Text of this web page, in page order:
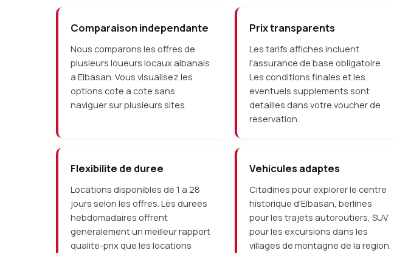
Comparaison independante
Nous comparons les offres de
plusieurs loueurs locaux albanais
a Elbasan. Vous visualisez les
options cote a cote sans
naviguer sur plusieurs sites.
Prix transparents
Les tarifs affiches incluent
l'assurance de base obligatoire.
Les conditions finales et les
eventuels supplements sont
detailles dans votre voucher de
reservation.
Flexibilite de duree
Locations disponibles de 1 a 28
jours selon les offres. Les durees
hebdomadaires offrent
generalement un meilleur rapport
qualite-prix que les locations
Vehicules adaptes
Citadines pour explorer le centre
historique d'Elbasan, berlines
pour les trajets autoroutiers, SUV
pour les excursions dans les
villages de montagne de la region.